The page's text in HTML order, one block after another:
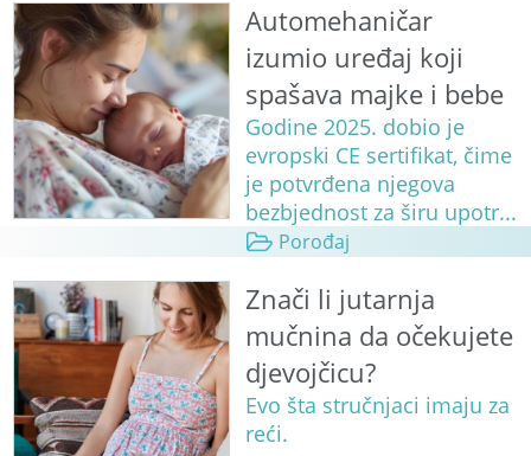
Automehaničar
izumio uređaj koji
spašava majke i bebe
Godine 2025. dobio je
evropski CE sertifikat, čime
je potvrđena njegova
bezbjednost za širu upotr...
Porođaj
Znači li jutarnja
mučnina da očekujete
djevojčicu?
Evo šta stručnjaci imaju za
reći.